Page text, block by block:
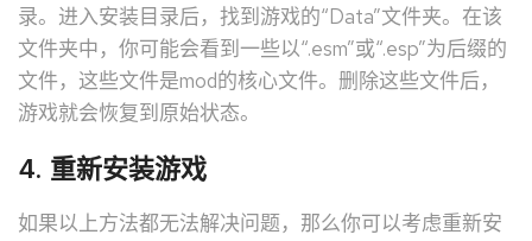
录。进入安装目录后，找到游戏的“Data”文件夹。在该
文件夹中，你可能会看到一些以“.esm”或“.esp”为后缀的
文件，这些文件是mod的核心文件。删除这些文件后，
游戏就会恢复到原始状态。
4. 重新安装游戏
如果以上方法都无法解决问题，那么你可以考虑重新安